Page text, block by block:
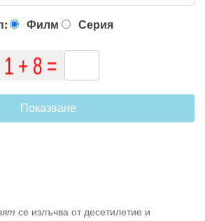
Филм Серия
Показване
се излъчва от десетилетие и